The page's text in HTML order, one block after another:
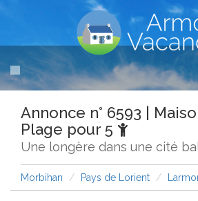
Annonce n° 6593 |
Plage pour 5
Une longère dans une cité
Morbihan Pays de Lorient